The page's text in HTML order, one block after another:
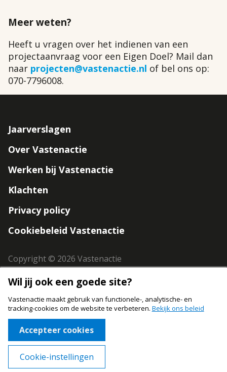
Meer weten?
Heeft u vragen over het indienen van een
projectaanvraag voor een Eigen Doel? Mail dan
naar projecten@vastenactie.nl of bel ons op:
070-7796008.
Footer
navigation
Jaarverslagen
Over Vastenactie
Werken bij Vastenactie
Klachten
Privacy policy
Cookiebeleid Vastenactie
Copyright © 2026 Vastenactie
Wil jij ook een goede site?
Vastenactie maakt gebruik van functionele-, analytische- en
tracking-cookies om de website te verbeteren. Bekijk ons beleid
Accepteer cookies
Cookie-instellingen